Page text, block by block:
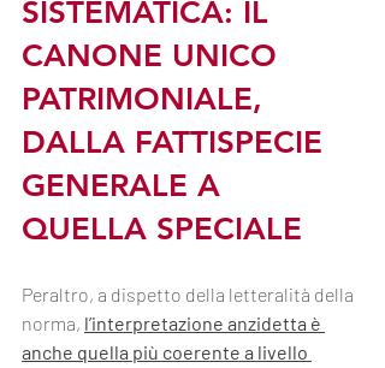
SISTEMATICA: IL
CANONE UNICO
PATRIMONIALE,
DALLA FATTISPECIE
GENERALE A
QUELLA SPECIALE
Peraltro, a dispetto della letteralità della
norma, l’interpretazione anzidetta è
anche quella più coerente a livello